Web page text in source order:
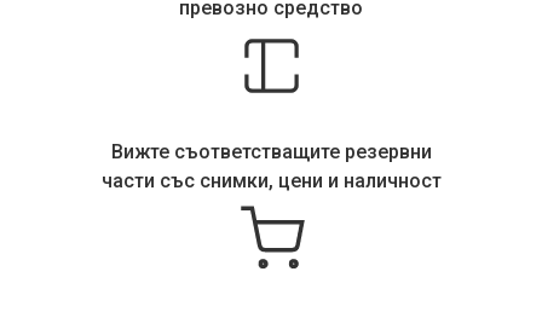
превозно средство
Вижте съответстващите резервни
части със снимки, цени и наличност